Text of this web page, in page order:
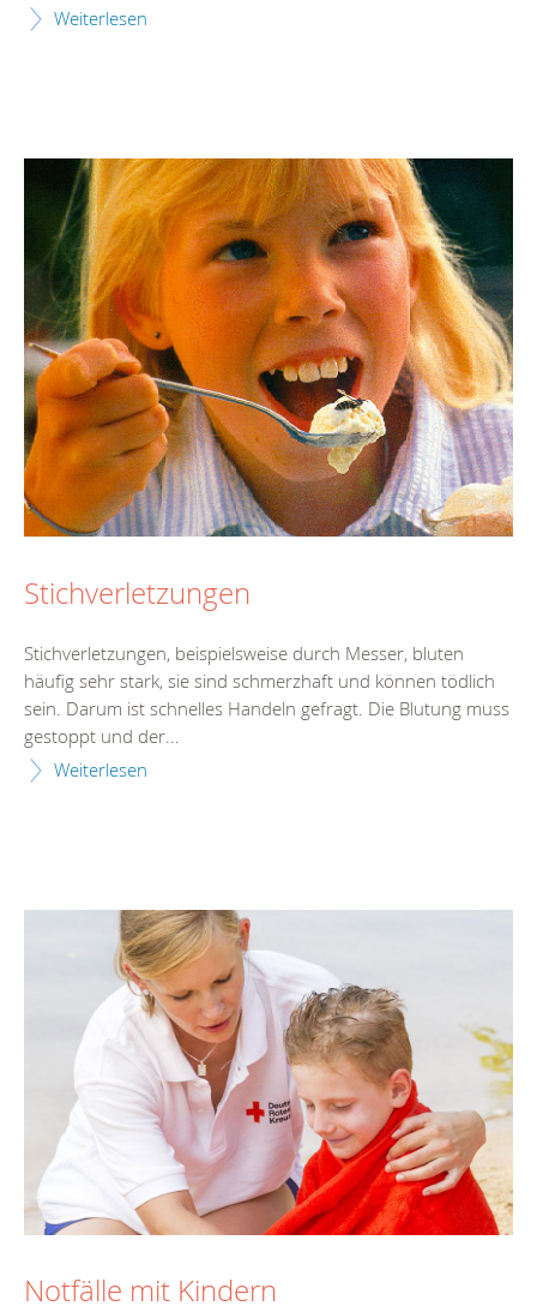
Weiterlesen
Stichverletzungen
Stichverletzungen, beispielsweise durch Messer, bluten
häufig sehr stark, sie sind schmerzhaft und können tödlich
sein. Darum ist schnelles Handeln gefragt. Die Blutung muss
gestoppt und der...
Weiterlesen
Notfälle mit Kindern